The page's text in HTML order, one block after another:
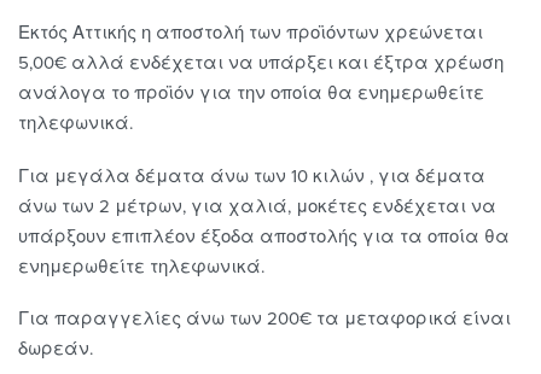
Εκτός Αττικής η αποστολή των προϊόντων χρεώνεται
5,00€ αλλά ενδέχεται να υπάρξει και έξτρα χρέωση
ανάλογα το προϊόν για την οποία θα ενημερωθείτε
τηλεφωνικά.
Για μεγάλα δέματα άνω των 10 κιλών , για δέματα
άνω των 2 μέτρων, για χαλιά, μοκέτες ενδέχεται να
υπάρξουν επιπλέον έξοδα αποστολής για τα οποία θα
ενημερωθείτε τηλεφωνικά.
Για παραγγελίες άνω των 200€ τα μεταφορικά είναι
δωρεάν.